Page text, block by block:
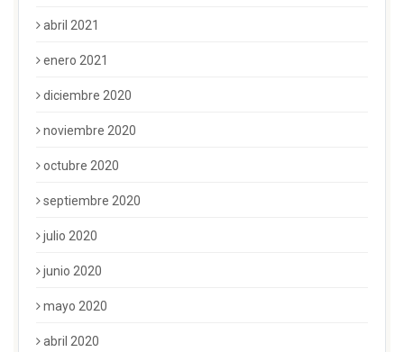
abril 2021
enero 2021
diciembre 2020
noviembre 2020
octubre 2020
septiembre 2020
julio 2020
junio 2020
mayo 2020
abril 2020